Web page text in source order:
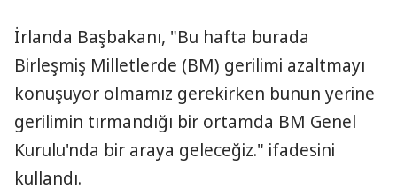
İrlanda Başbakanı, "Bu hafta burada
Birleşmiş Milletlerde (BM) gerilimi azaltmayı
konuşuyor olmamız gerekirken bunun yerine
gerilimin tırmandığı bir ortamda BM Genel
Kurulu'nda bir araya geleceğiz." ifadesini
kullandı.